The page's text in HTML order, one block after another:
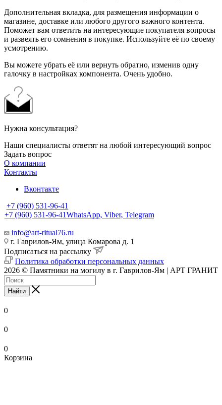
Дополнительная вкладка, для размещения информации о
магазине, доставке или любого другого важного контента.
Поможет вам ответить на интересующие покупателя вопросы
и развеять его сомнения в покупке. Используйте её по своему
усмотрению.
Вы можете убрать её или вернуть обратно, изменив одну
галочку в настройках компонента. Очень удобно.
Нужна консультация?
Наши специалисты ответят на любой интересующий вопрос
Задать вопрос
О компании
Контакты
Вконтакте
+7 (960) 531-96-41
+7 (960) 531-96-41WhatsApp, Viber, Telegram
info@art-ritual76.ru
г. Гаврилов-Ям, улица Комарова д. 1
Подписаться на рассылку
Политика обработки персональных данных
2026 © Памятники на могилу в г. Гаврилов-Ям | АРТ ГРАНИТ
Найти
0
0
0
Корзина